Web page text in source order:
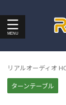
リアルオーディオ
ターンテーブル